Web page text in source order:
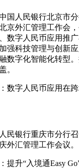
国人民银行北京市
京外汇管理工作会
数字人民币应用推
强科技管理与创新
数字化智能化转型
。
数字人民币应用在
民银行重庆市分行
外汇管理工作会议。
提升“入境通Easy